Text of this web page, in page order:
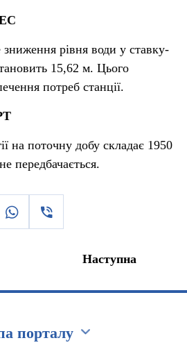
зниження рівня води у ставку-
15,62 м. Цього
потреб станції.
на поточну добу складає 1950
передбачається.
Наступна
порталу